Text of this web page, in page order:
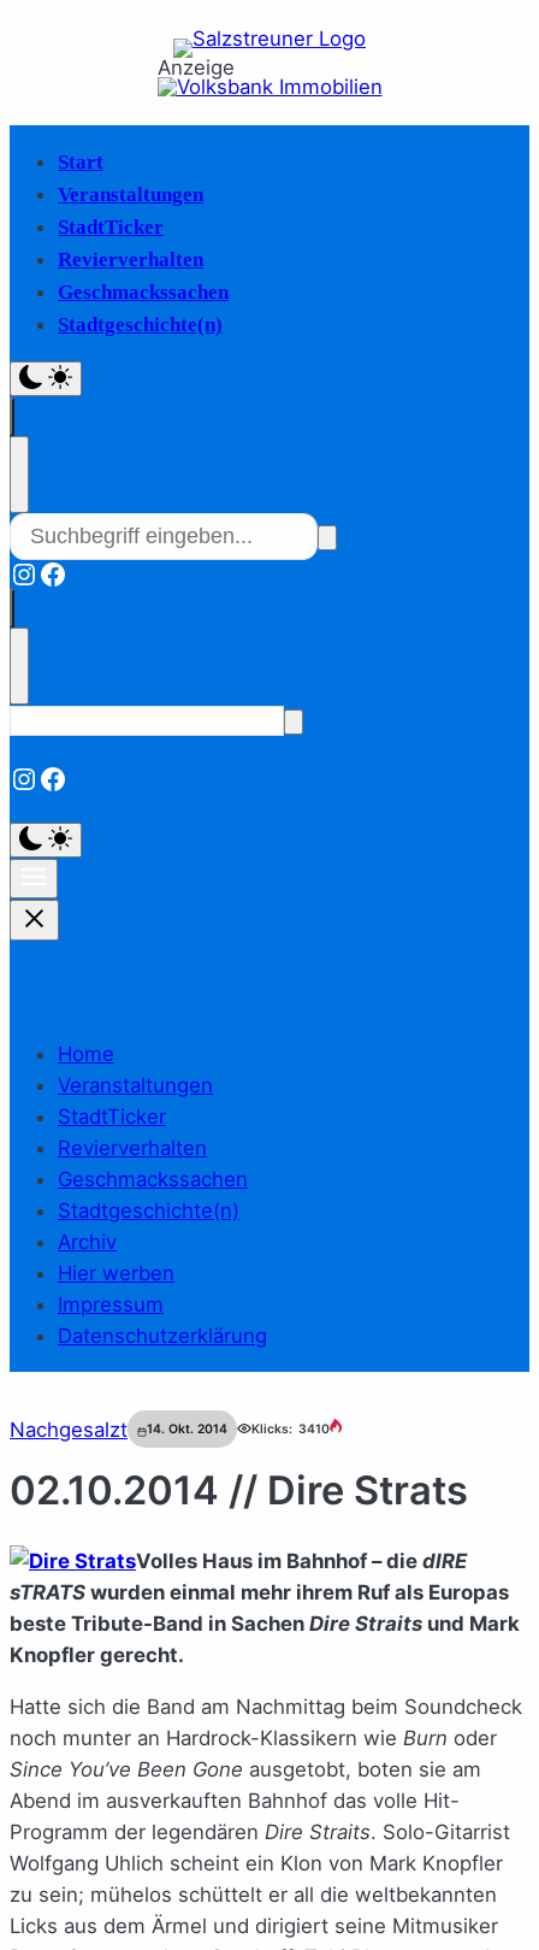
Anzeige
Start
Veranstaltungen
StadtTicker
Revierverhalten
Geschmackssachen
Stadtgeschichte(n)
Instagram
Facebook
Instagram
Facebook
Home
Veranstaltungen
StadtTicker
Revierverhalten
Geschmackssachen
Stadtgeschichte(n)
Archiv
Hier werben
Impressum
Datenschutzerklärung
Nachgesalzt 14. Okt. 2014 Klicks: 3410
02.10.2014 // Dire Strats
Volles Haus im Bahnhof – die dIRE
sTRATS wurden einmal mehr ihrem Ruf als Europas
beste Tribute-Band in Sachen Dire Straits und Mark
Knopfler gerecht.
Hatte sich die Band am Nachmittag beim Soundcheck
noch munter an Hardrock-Klassikern wie Burn oder
Since You’ve Been Gone ausgetobt, boten sie am
Abend im ausverkauften Bahnhof das volle Hit-
Programm der legendären Dire Straits. Solo-Gitarrist
Wolfgang Uhlich scheint ein Klon von Mark Knopfler
zu sein; mühelos schüttelt er all die weltbekannten
Licks aus dem Ärmel und dirigiert seine Mitmusiker